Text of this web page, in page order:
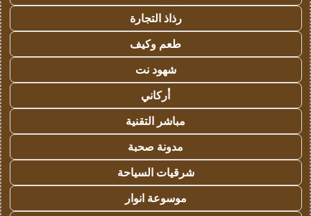
رذاذ التجارة
طعم وكيف
شهود نت
أركاني
مباشر التقنية
مدونة صحبة
شرقيات السياحة
موسوعة انوار